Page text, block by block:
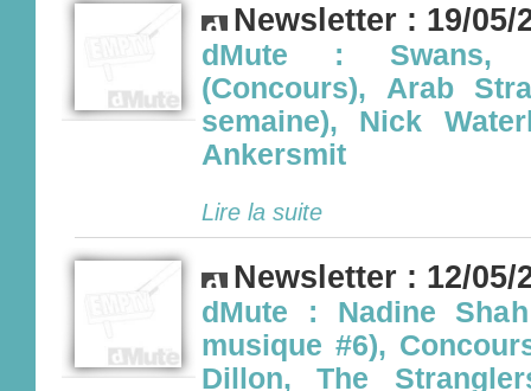
Newsletter : 19/05/
dMute : Swans,
(Concours), Arab
semaine), Nick
Ankersmit
Lire la suite
Newsletter : 12/05/
dMute : Nadine
musique #6),
Dillon, The